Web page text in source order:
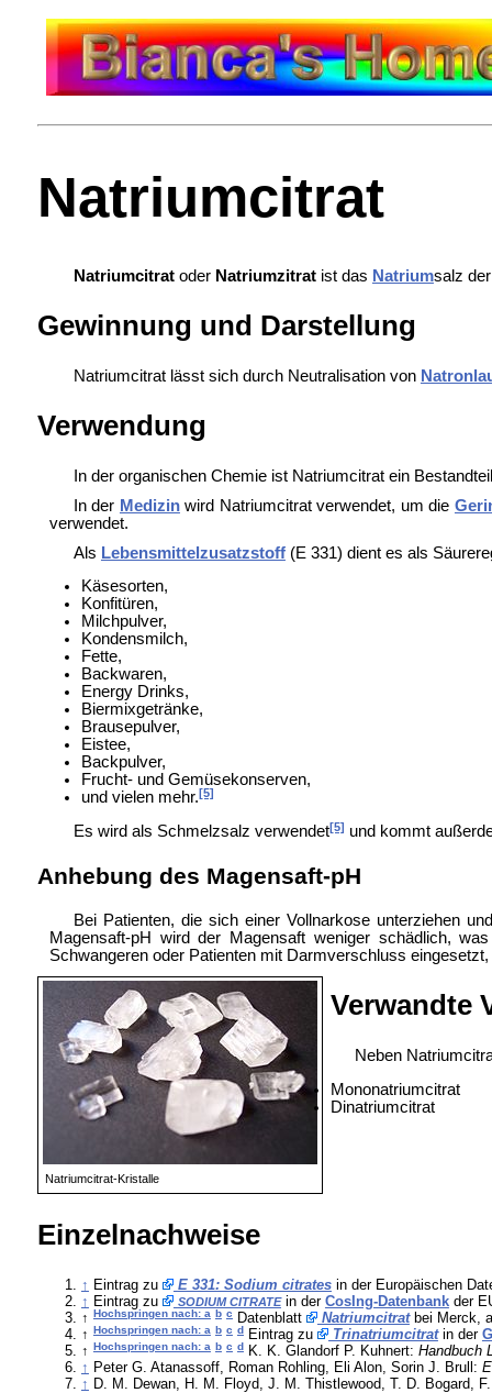
Natriumcitrat
Natriumcitratoder Natriumzitratist das Natriumsalz
Gewinnung und Darstellung
Natriumcitrat lässt sich durch Neutralisation von
Verwendung
In der organischen Chemie ist Natriumcitrat ein
In der Medizinwird Natriumcitrat verwendet, um die
verwendet.
Als Lebensmittelzusatzstoff(E 331) dient es als
Käsesorten,
Konfitüren,
Milchpulver,
Kondensmilch,
Fette,
Backwaren,
Energy Drinks,
Biermixgetränke,
Brausepulver,
Eistee,
Backpulver,
Frucht- und Gemüsekonserven,
und vielen mehr.[5]
Es wird als Schmelzsalz verwendet[5] und kommt
Anhebung des Magensaft-pH
Bei Patienten, die sich einer Vollnarkose unterziehen
Magensaft-pH wird der Magensaft weniger schädlich,
Schwangeren oder Patienten mit Darmverschluss
Natriumcitrat-Kristalle
Verwandte
Neben
Mononatriumcitrat
Dinatriumcitrat
Einzelnachweise
↑ Eintrag zu E 331: Sodium citratesin der Europäischen
↑ Eintrag zu SODIUM CITRATEin der CosIng-Datenbankder
↑ Hochspringen nach: a b cDatenblatt Natriumcitratbei Merck,
↑ Hochspringen nach: a b c dEintrag zu Trinatriumcitratin der
↑ Hochspringen nach: a b c dK. K. Glandorf P. Kuhnert: Handbuch
↑ Peter G. Atanassoff, Roman Rohling, Eli Alon, Sorin J. Brull:
↑ D. M. Dewan, H. M. Floyd, J. M. Thistlewood, T. D. Bogard,